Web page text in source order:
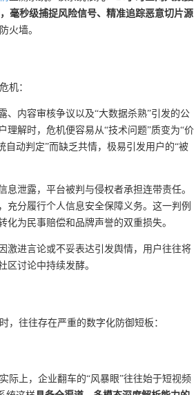
毫秒级捕捉风险信号、精准追踪恶意切片源
火墙。
机：
、内容审核争议以及“大数据杀熟”引发的公
解时，危机便容易从“技术问题”质变为“价
动判定”而缺乏共情，极易引发用户的“被
泄露，平台被判与侵权者承担连带责任。
充分履行个人信息安全保障义务。这一判例
为民事赔偿和品牌声誉的双重损失。
激进言论或不妥表达引发舆情，用户往往将
区讨论中持续发酵。
，往往存在严重的数字化防御短板：
际上，企业翻车的“风暴眼”往往始于短视频